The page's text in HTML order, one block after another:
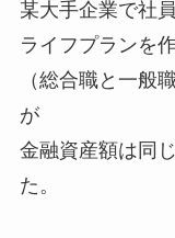
某大手企業で社
ライフプランを
（総合職と一般
が
金融資産額は同
た。